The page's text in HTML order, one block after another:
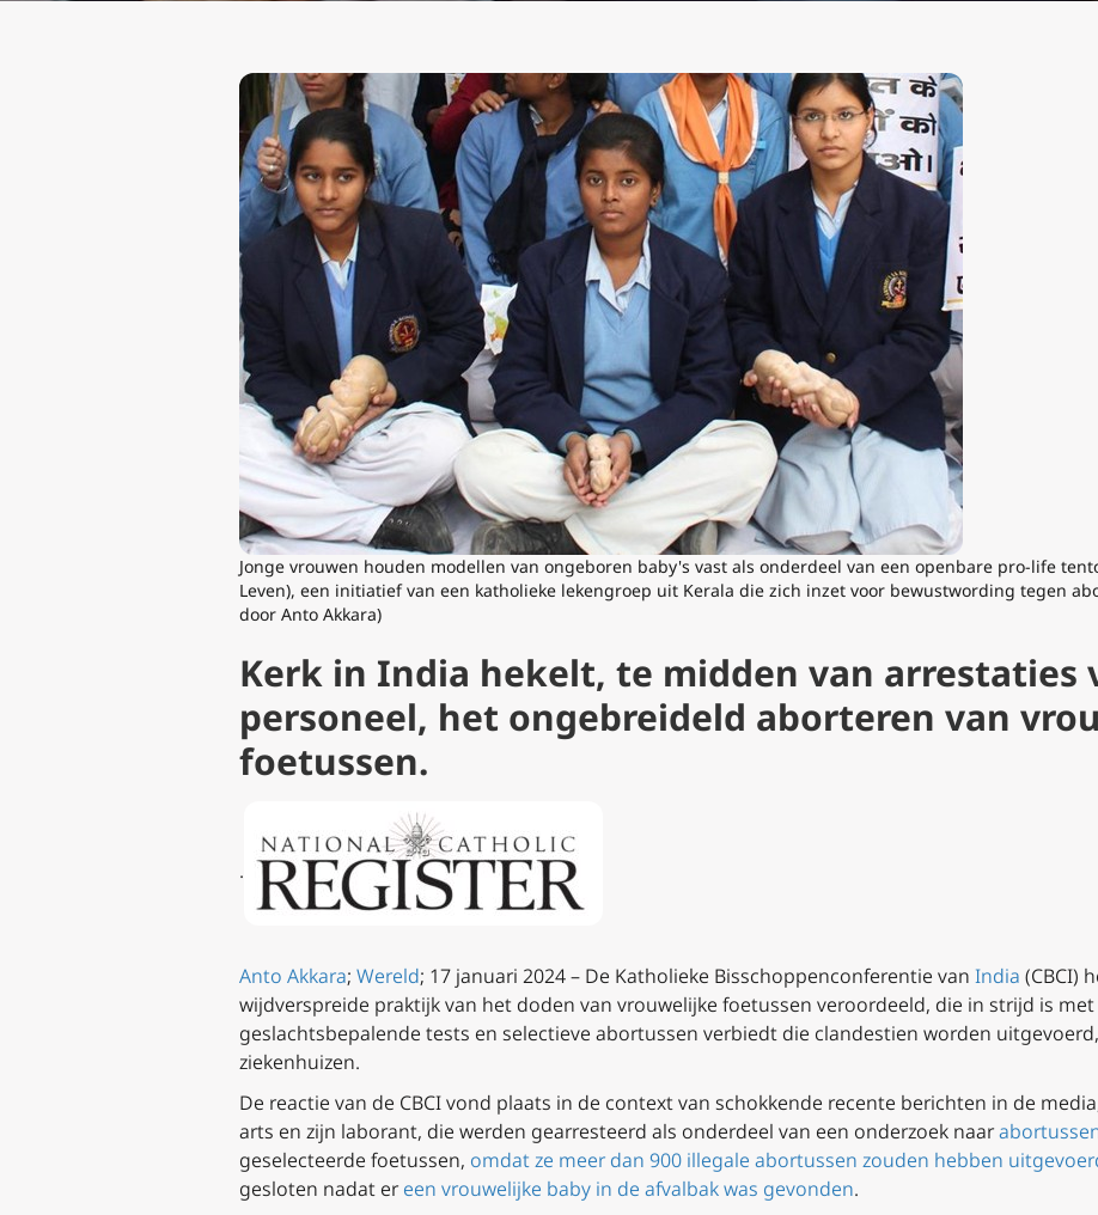
Jonge vrouwen houden modellen van ongeboren baby's vast als onderdeel van een openbare pro-life
Leven), een initiatief van een katholieke lekengroep uit Kerala die zich inzet voor bewustwording tegen
door Anto Akkara)
Kerk in India hekelt, te midden van arrestaties
personeel, het ongebreideld aborteren van
foetussen.
.
Anto Akkara; Wereld; 17 januari 2024 – De Katholieke Bisschoppenconferentie van India (CBCI)
wijdverspreide praktijk van het doden van vrouwelijke foetussen veroordeeld, die in strijd is
geslachtsbepalende tests en selectieve abortussen verbiedt die clandestien worden
ziekenhuizen.
De reactie van de CBCI vond plaats in de context van schokkende recente berichten in de
arts en zijn laborant, die werden gearresteerd als onderdeel van een onderzoek naar
geselecteerde foetussen, omdat ze meer dan 900 illegale abortussen zouden hebben
gesloten nadat ereen vrouwelijke baby in de afvalbak was gevonden.